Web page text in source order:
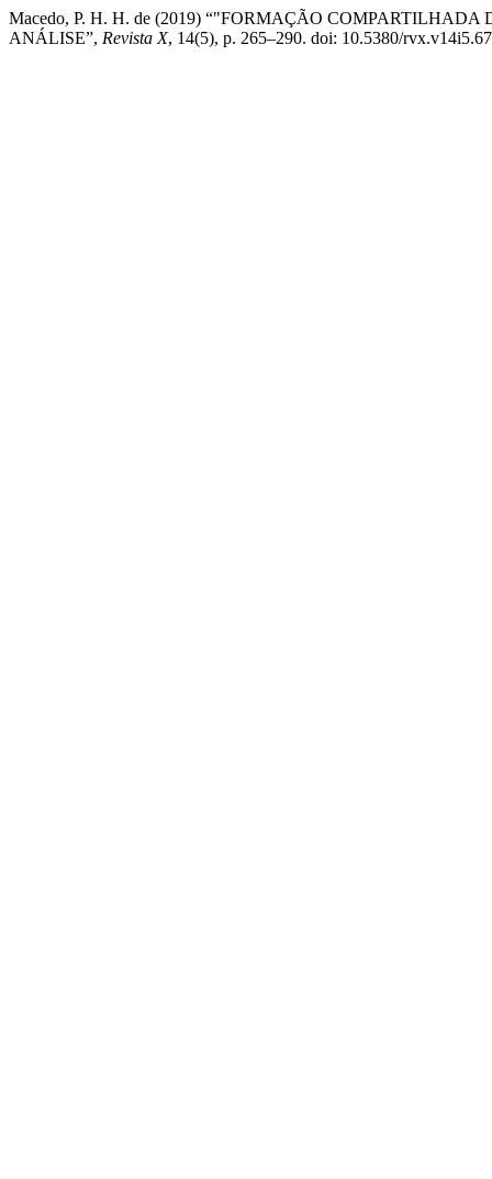
Macedo, P. H. H. de (2019) “"FORMAÇÃO
ANÁLISE”, Revista X, 14(5), p. 265–290. doi: 10.5380/